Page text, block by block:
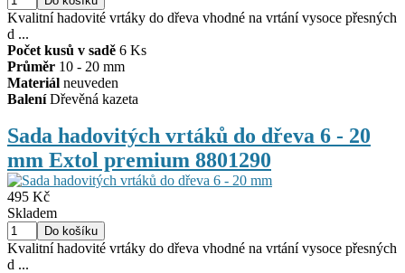
Kvalitní hadovité vrtáky do dřeva vhodné na vrtání vysoce přesných
d ...
Počet kusů v sadě 6 Ks
Průměr 10 - 20 mm
Materiál neuveden
BaleníDřevěná kazeta
Sada hadovitých vrtáků do dřeva 6 - 20
mm Extol premium 8801290
495 Kč
Skladem
Kvalitní hadovité vrtáky do dřeva vhodné na vrtání vysoce přesných
d ...